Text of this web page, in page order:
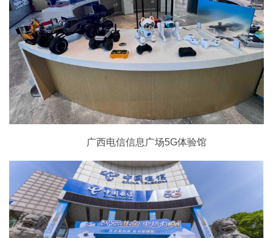
广西电信信息广场5G体验馆